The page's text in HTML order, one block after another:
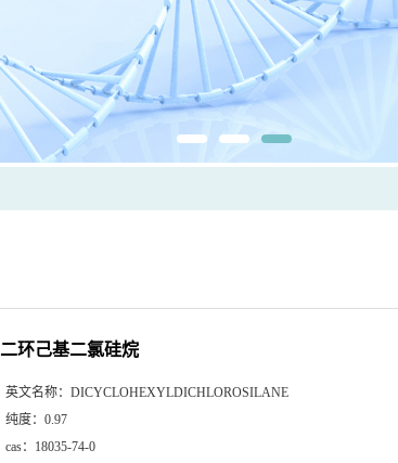
二环己基二氯硅烷
英文名称： DICYCLOHEXYLDICHLOROSILANE
纯度： 0.97
cas： 18035-74-0